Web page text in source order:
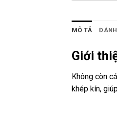
MÔ TẢ
Giới
Không còn
khép kín,